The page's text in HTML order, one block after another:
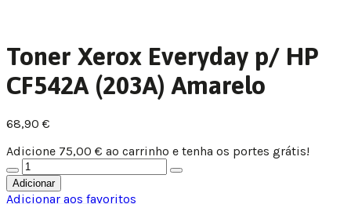
Toner Xerox Everyday p/ HP
CF542A (203A) Amarelo
68,90 €
Adicione 75,00 € ao carrinho e tenha os portes grátis!
Adicionar
Adicionar aos favoritos